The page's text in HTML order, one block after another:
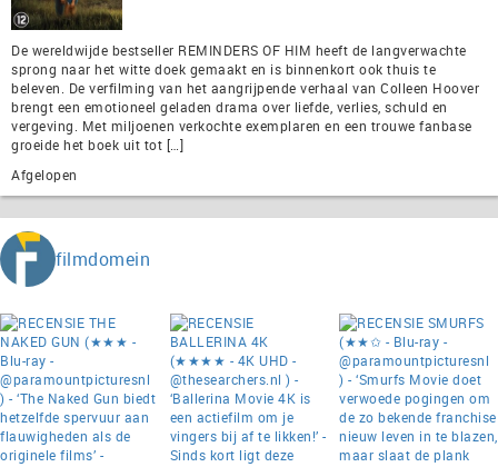
De wereldwijde bestseller REMINDERS OF HIM heeft de langverwachte
sprong naar het witte doek gemaakt en is binnenkort ook thuis te
beleven. De verfilming van het aangrijpende verhaal van Colleen Hoover
brengt een emotioneel geladen drama over liefde, verlies, schuld en
vergeving. Met miljoenen verkochte exemplaren en een trouwe fanbase
groeide het boek uit tot […]
Afgelopen
filmdomein